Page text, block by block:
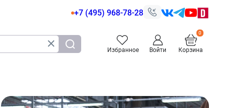
+7 (495) 968-78-28
Избранное Войти Корзина